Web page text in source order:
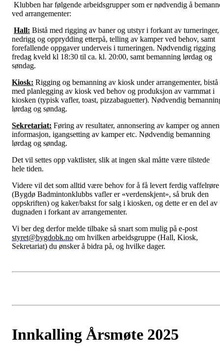
Klubben har følgende arbeidsgrupper som er nødvendig å
ved arrangementer:
Hall: Bistå med rigging av baner og utstyr i forkant av turneringer,
nedrigg og opprydding etterpå, telling av kamper ved behov, samt
forefallende oppgaver underveis i turneringen. Nødvendig rigging
fredag kveld kl 18:30 til ca. kl. 20:00, samt bemanning lørdag og
søndag.
Kiosk: Rigging og bemanning av kiosk under arrangementer, bistå
med planlegging av kiosk ved behov og produksjon av varmmat i
kiosken (typisk vafler, toast, pizzabaguetter). Nødvendig
lørdag og søndag.
Sekretariat: Føring av resultater, annonsering av kamper og annen
informasjon, igangsetting av kamper etc. Nødvendig bemanning
lørdag og søndag.
Det vil settes opp vaktlister, slik at ingen skal måtte være tilstede
hele tiden.
Videre vil det som alltid være behov for å få levert ferdig vaffelrøre
(Bygdø Badmintonklubbs vafler er «verdenskjent», så bruk den
oppskriften) og kaker/bakst for salg i kiosken, og dette er en del av
dugnaden i forkant av arrangementer.
Vi ber deg derfor melde tilbake så snart som mulig på e-post
styret@bygdobk.no om hvilken arbeidsgruppe (Hall, Kiosk,
Sekretariat) du ønsker å bidra på, og hvilke dager.
Innkalling Årsmøte 2025